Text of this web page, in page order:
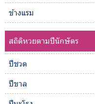
ข้างแรม
สถิติหวยตามปีนักษัตร
ปีชวด
ปีขาล